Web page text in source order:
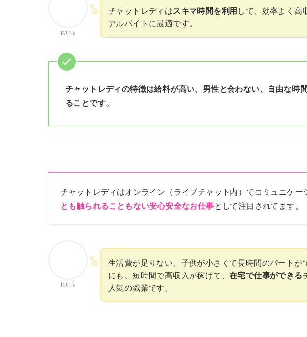
れいら
チャットレディはスキマ時間を利用して、効率よく高
アルバイトに最適です。
チャットレディの特徴は給料が高い、男性と会わない、自由な時
ることです。
チャットレディはオンライン（ライブチャット内）でコミュニケー
とも触られることもない安心安全なお仕事として注目されてます。
れいら
生活費が足りない、子供が小さくて長時間のパートが
にも、短時間で高収入が稼げて、 在宅で仕事ができる
人気の職業です。